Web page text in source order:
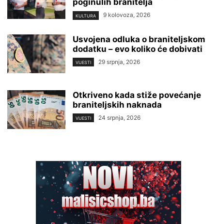
poginulih branitelja
KULTURA 9 kolovoza, 2026
Usvojena odluka o braniteljskom
dodatku – evo koliko će dobivati
VIJESTI 29 srpnja, 2026
Otkriveno kada stiže povećanje
braniteljskih naknada
VIJESTI 24 srpnja, 2026